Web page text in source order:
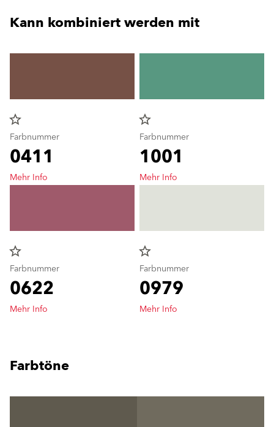
Kann kombiniert werden mit
star_border
Farbnummer
0411
Mehr Info
star_border
Farbnummer
0622
Mehr Info
star_border
Farbnummer
1001
Mehr Info
star_border
Farbnummer
0979
Mehr Info
Farbtöne